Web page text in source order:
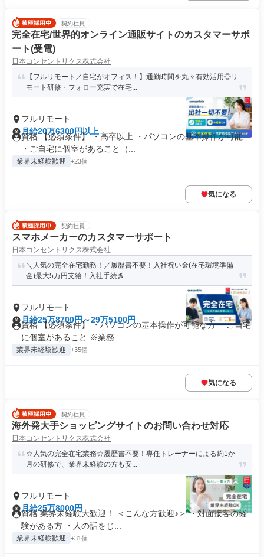
契約社員
完全在宅/世界的オンライン通販サイトのカスタマーサポ
ート(受電)
日本コンセントリクス株式会社
【フルリモート／自宅がオフィス！】通勤時間を丸々有効活用◎リ
モート研修・フォロー充実で在宅...
フルリモート
月給20万6300円以上
資格 【必須条件】 ・高卒以上 ・パソコンの基本操作が可能
・ご自宅に個室があること（...
業界未経験歓迎 +23個
気になる
契約社員
スマホメーカーのカスタマーサポート
日本コンセントリクス株式会社
＼人気の完全在宅勤務！／履歴書不要！入社祝い金(在宅環境準備
金)最大5万円支給！入社手続き...
フルリモート
月給25万8700円～29万5100円
資格 【必須条件】 ・パソコンの基本操作が可能な方 ・ご自宅
に個室があること ※業務...
業界未経験歓迎 +35個
気になる
契約社員
海外発大手ショッピングサイトのお問い合わせ対応
日本コンセントリクス株式会社
☆人気の完全在宅業務☆履歴書不要！専任トレーナーによる約1か
月の研修で、業界未経験の方も安...
フルリモート
月給25万8000円
資格 業界未経験大歓迎！ ＜こんな方歓迎♪＞ ・対面接客の経
験がある方 ・人の話をじ...
業界未経験歓迎 +31個